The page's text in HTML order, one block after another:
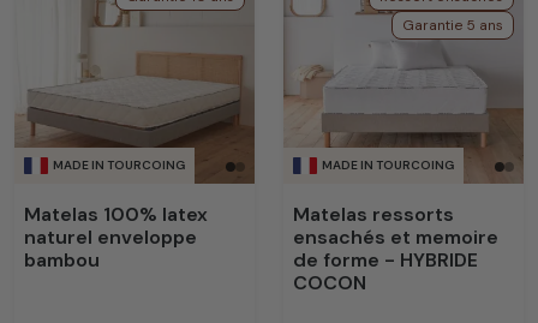
MADE IN TOURCOING
Matelas 100% latex
naturel enveloppe
bambou
MADE IN TOURCOING
Garantie 5 ans
Matelas ressorts
ensachés et memoire
de forme - HYBRIDE
COCON